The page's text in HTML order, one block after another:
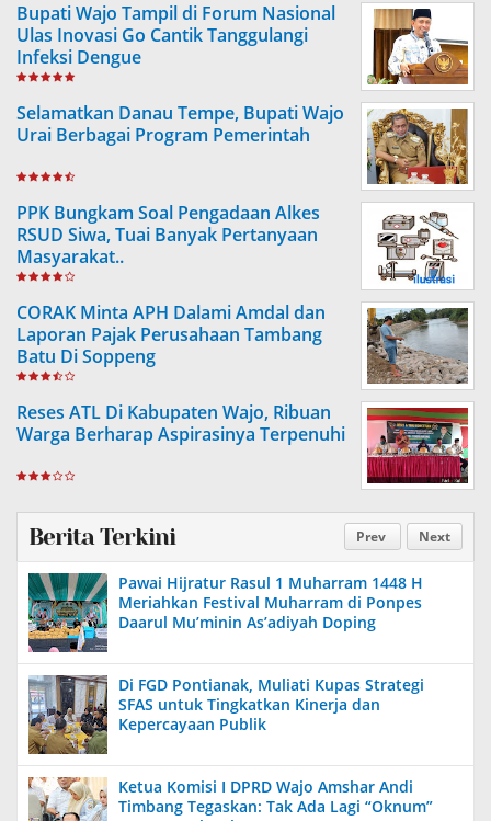
Bupati Wajo Tampil di Forum Nasional
Ulas Inovasi Go Cantik Tanggulangi
Infeksi Dengue
Selamatkan Danau Tempe, Bupati Wajo
Urai Berbagai Program Pemerintah
PPK Bungkam Soal Pengadaan Alkes
RSUD Siwa, Tuai Banyak Pertanyaan
Masyarakat..
CORAK Minta APH Dalami Amdal dan
Laporan Pajak Perusahaan Tambang
Batu Di Soppeng
Reses ATL Di Kabupaten Wajo, Ribuan
Warga Berharap Aspirasinya Terpenuhi
Prev Next
Berita Terkini
Pawai Hijratur Rasul 1 Muharram 1448 H
Meriahkan Festival Muharram di Ponpes
Daarul Mu’minin As’adiyah Doping
Di FGD Pontianak, Muliati Kupas Strategi
SFAS untuk Tingkatkan Kinerja dan
Kepercayaan Publik
Ketua Komisi I DPRD Wajo Amshar Andi
Timbang Tegaskan: Tak Ada Lagi “Oknum”